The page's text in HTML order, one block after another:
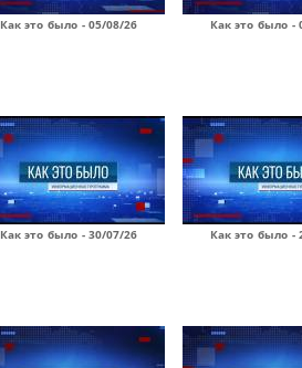
Как это было - 05/08/26 Как это было -
Как это было - 30/07/26 Как это было -